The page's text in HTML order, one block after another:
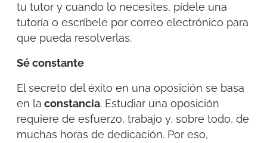
tu tutor y cuando lo necesites, pídele una
tutoría o escríbele por correo electrónico para
que pueda resolverlas.
Sé constante
El secreto del éxito en una oposición se basa
en la constancia. Estudiar una oposición
requiere de esfuerzo, trabajo y, sobre todo, de
muchas horas de dedicación. Por eso,